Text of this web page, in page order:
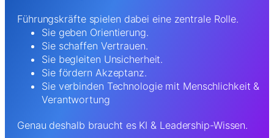
Führungskräfte spielen dabei eine zentrale Rolle.
Sie geben Orientierung.
Sie schaffen Vertrauen.
Sie begleiten Unsicherheit.
Sie fördern Akzeptanz.
Sie verbinden Technologie mit Menschlichkeit &
Verantwortung
Genau deshalb braucht es KI & Leadership-Wissen.